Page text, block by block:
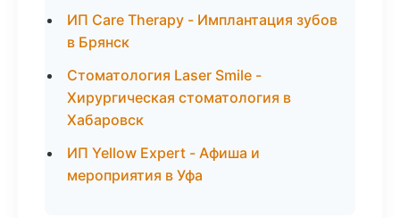
ИП Care Therapy - Имплантация зубов
в Брянск
Стоматология Laser Smile -
Хирургическая стоматология в
Хабаровск
ИП Yellow Expert - Афиша и
мероприятия в Уфа